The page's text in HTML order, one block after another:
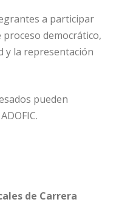
a participar
democrático,
y la representación
pueden
de Carrera